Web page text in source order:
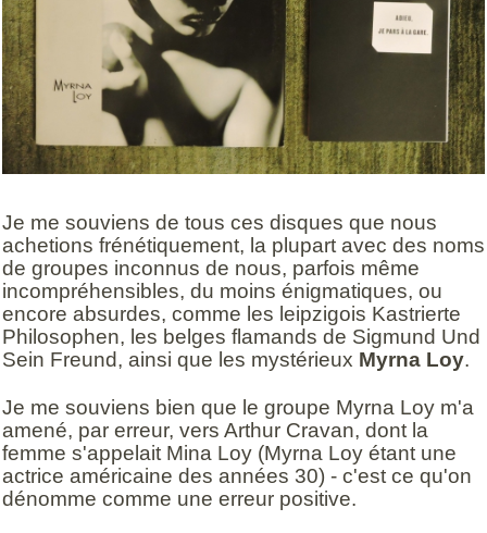
Je me souviens de tous ces disques que nous
achetions frénétiquement, la plupart avec des noms
de groupes inconnus de nous, parfois même
incompréhensibles, du moins énigmatiques, ou
encore absurdes, comme les leipzigois Kastrierte
Philosophen, les belges flamands de Sigmund Und
Sein Freund, ainsi que les mystérieux Myrna Loy.
Je me souviens bien que le groupe Myrna Loy m'a
amené, par erreur, vers Arthur Cravan, dont la
femme s'appelait Mina Loy (Myrna Loy étant une
actrice américaine des années 30) - c'est ce qu'on
dénomme comme une erreur positive.